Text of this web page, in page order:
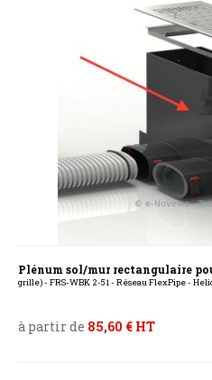
Plénum sol/mur rectangulaire
grille) - FRS-WBK 2-51 - Réseau FlexPipe -
à partir de 85,60 € HT